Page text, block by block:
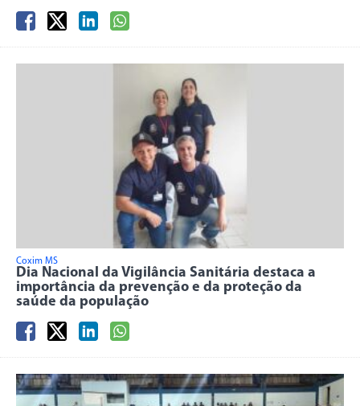
Coxim MS
Dia Nacional da Vigilância Sanitária destaca a
importância da prevenção e da proteção da
saúde da população